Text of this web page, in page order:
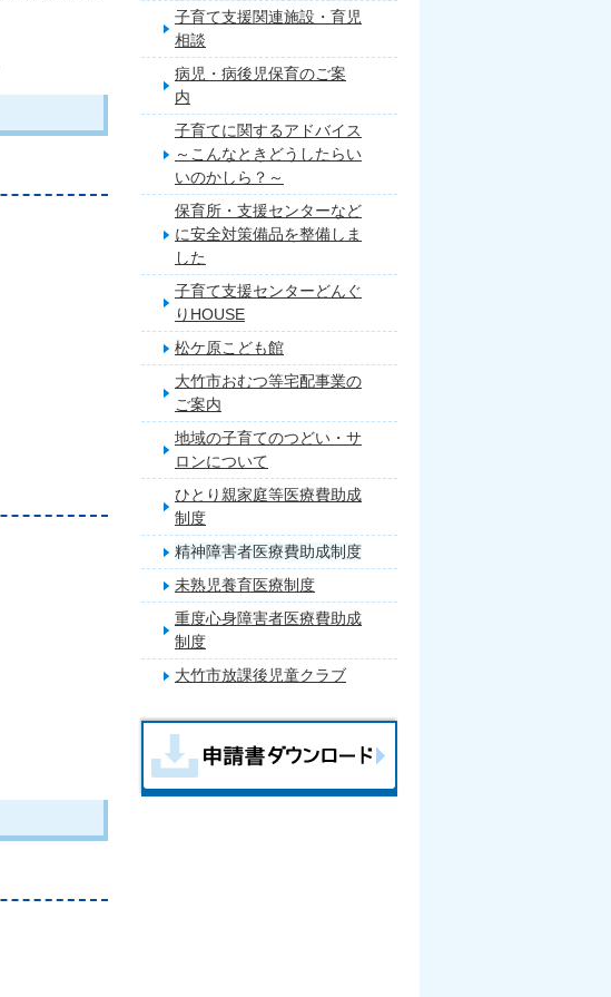
子育て支援関連施設・育児
相談
病児・病後児保育のご案
内
子育てに関するアドバイス
～こんなときどうしたらい
いのかしら？～
保育所・支援センターなど
に安全対策備品を整備しま
した
子育て支援センターどんぐ
りHOUSE
松ケ原こども館
大竹市おむつ等宅配事業の
ご案内
地域の子育てのつどい・サ
ロンについて
ひとり親家庭等医療費助成
制度
精神障害者医療費助成制度
未熟児養育医療制度
重度心身障害者医療費助成
制度
大竹市放課後児童クラブ